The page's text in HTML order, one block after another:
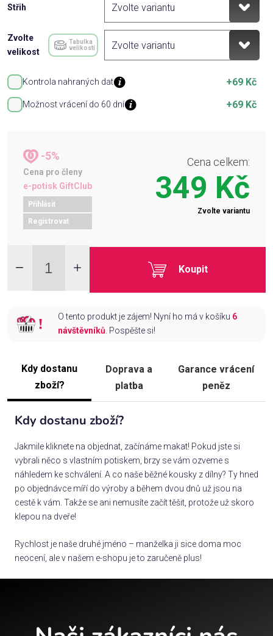
Střih
Zvolte
velikost
Tabulka
velikostí
Kontrola nahraných dat +69 Kč
Možnost vrácení do 60 dní +69 Kč
-5%
Cena pro členy
e-potisk GiftClub
Přihlásit
Registrovat
Cena celkem:
349 Kč
Zvolte variantu
Koupit
O tento produkt je zájem! Nyní ho má v košíku 6
návštěvníků. Pospěšte si!
Kdy dostanu
zboží?
Doprava a
platba
Garance vrácení
peněz
Kdy dostanu zboží?
Jakmile kliknete na objednat, začínáme makat! Pokud jste si
vybrali něco s vlastním potiskem, brzy se vám ozveme s
náhledem ke schválení. A co naše běžné kousky z dílny? Ty hned
po objednávce míří do výroby a během dvou dnů už jsou na
cestě k vám. Takže se ani nemusíte začít těšit, protože už skoro
klepou na dveře!
Rychlost je naše druhé jméno – manželka ji sice doma moc
neocení, ale v našem e-shopu je to zaručeně plus!